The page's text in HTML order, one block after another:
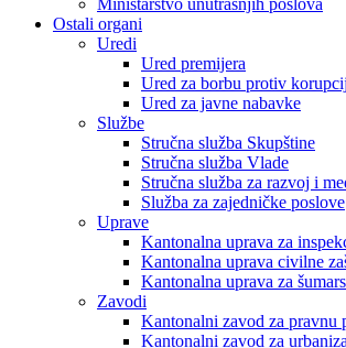
Ministarstvo unutrašnjih poslova
Ostali organi
Uredi
Ured premijera
Ured za borbu protiv
Ured za javne nabavke
Službe
Stručna služba Skupštine
Stručna služba Vlade
Stručna služba za razvoj i
Služba za zajedničke poslove
Uprave
Kantonalna uprava za
Kantonalna uprava civilne
Kantonalna uprava za
Zavodi
Kantonalni zavod za pravnu
Kantonalni zavod za